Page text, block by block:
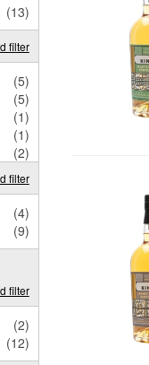
(13)
filter
(5)
(5)
(1)
(1)
(2)
filter
(4)
(9)
filter
(2)
(12)